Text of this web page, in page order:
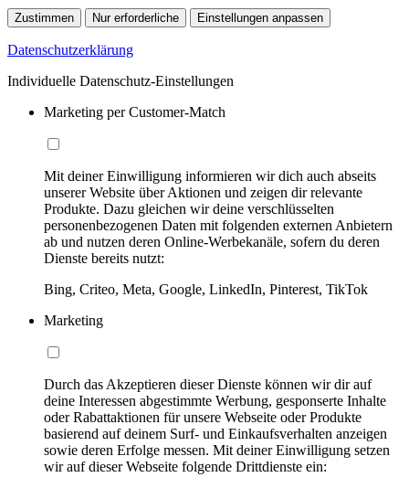
Zustimmen Nur erforderliche Einstellungen anpassen
Datenschutzerklärung
Individuelle Datenschutz-Einstellungen
Marketing per Customer-Match
Mit deiner Einwilligung informieren wir dich auch abseits
unserer Website über Aktionen und zeigen dir relevante
Produkte. Dazu gleichen wir deine verschlüsselten
personenbezogenen Daten mit folgenden externen Anbietern
ab und nutzen deren Online-Werbekanäle, sofern du deren
Dienste bereits nutzt:
Bing, Criteo, Meta, Google, LinkedIn, Pinterest, TikTok
Marketing
Durch das Akzeptieren dieser Dienste können wir dir auf
deine Interessen abgestimmte Werbung, gesponserte Inhalte
oder Rabattaktionen für unsere Webseite oder Produkte
basierend auf deinem Surf- und Einkaufsverhalten anzeigen
sowie deren Erfolge messen. Mit deiner Einwilligung setzen
wir auf dieser Webseite folgende Drittdienste ein: